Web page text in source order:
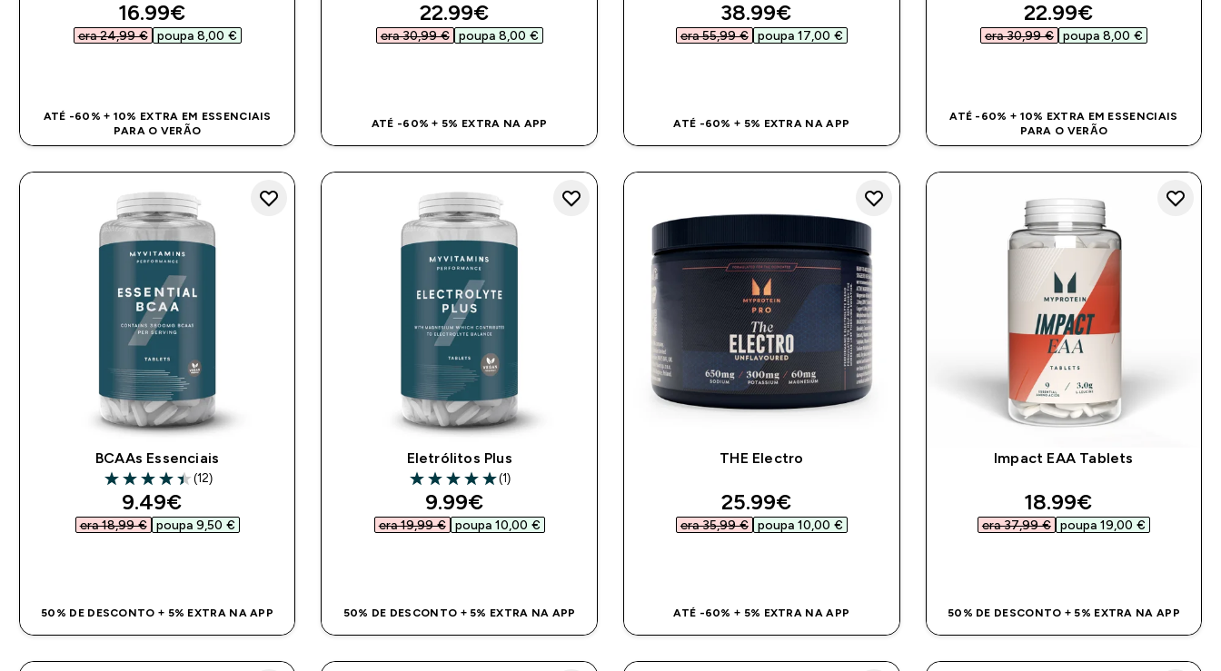
discounted price
16.99€‎
era 24,99 €‎ poupa 8,00 €‎
ATÉ -60% + 10% EXTRA EM ESSENCIAIS
PARA O VERÃO
discounted price
22.99€‎
era 30,99 €‎ poupa 8,00 €‎
ATÉ -60% + 5% EXTRA NA APP
discounted price
38.99€‎
era 55,99 €‎ poupa 17,00 €‎
ATÉ -60% + 5% EXTRA NA APP
discounted price
22.99€‎
era 30,99 €‎ poupa 8,00 €‎
ATÉ -60% + 10% EXTRA EM ESSENCIAIS
PARA O VERÃO
BCAAs Essenciais
4.42 out of 5 stars
(12)
discounted price
9.49€‎
era 18,99 €‎ poupa 9,50 €‎
50% DE DESCONTO + 5% EXTRA NA APP
Eletrólitos Plus
5 out of 5 stars
(1)
discounted price
9.99€‎
era 19,99 €‎ poupa 10,00 €‎
50% DE DESCONTO + 5% EXTRA NA APP
THE Electro
discounted price
25.99€‎
era 35,99 €‎ poupa 10,00 €‎
ATÉ -60% + 5% EXTRA NA APP
Impact EAA Tablets
discounted price
18.99€‎
era 37,99 €‎ poupa 19,00 €‎
50% DE DESCONTO + 5% EXTRA NA APP